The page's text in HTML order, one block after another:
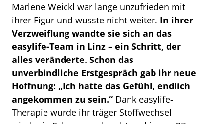
Marlene Weickl war lange unzufrieden mit
ihrer Figur und wusste nicht weiter. In ihrer
Verzweiflung wandte sie sich an das
easylife-Team in Linz – ein Schritt, der
alles veränderte. Schon das
unverbindliche Erstgespräch gab ihr neue
Hoffnung: „Ich hatte das Gefühl, endlich
angekommen zu sein.“ Dank easylife-
Therapie wurde ihr träger Stoffwechsel